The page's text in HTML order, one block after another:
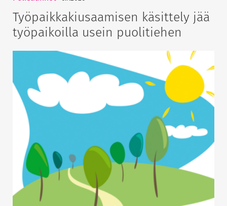
Työpaikkakiusaamisen käsittely jää
työpaikoilla usein puolitiehen